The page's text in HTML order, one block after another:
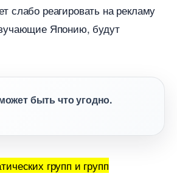
слабо реагировать на рекламу
Японию, будут
быть что угодно.
групп и групп